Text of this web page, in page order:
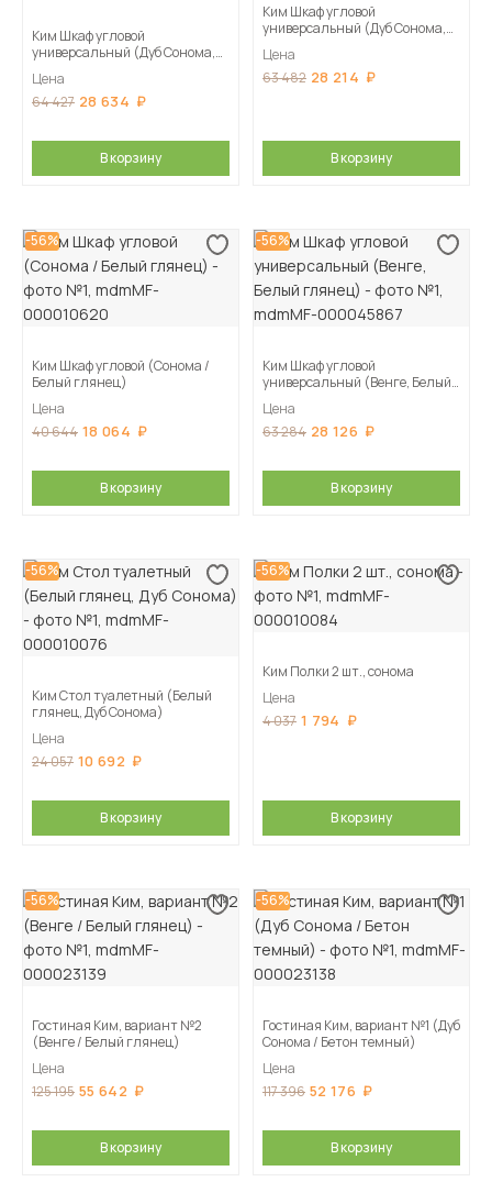
Ким Шкаф угловой
универсальный (Дуб Сонома,
Цена
64 427 28 634
В корзину
Ким Шкаф угловой
универсальный (Дуб Сонома,
Цена
63 482 28 214
В корзину
-56%
Ким Шкаф угловой (Сонома /
Белый глянец)
Цена
40 644 18 064
В корзину
-56%
Ким Шкаф угловой
универсальный (Венге, Белый
Цена
63 284 28 126
В корзину
-56%
Ким Стол туалетный (Белый
глянец, Дуб Сонома)
Цена
24 057 10 692
В корзину
-56%
Ким Полки 2 шт., сонома
Цена
4 037 1 794
В корзину
-56%
Гостиная Ким, вариант №2
(Венге / Белый глянец)
Цена
125 195 55 642
В корзину
-56%
Гостиная Ким, вариант №1 (Дуб
Сонома / Бетон темный)
Цена
117 396 52 176
В корзину